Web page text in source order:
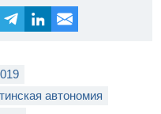
автономия